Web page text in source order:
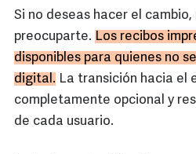
Si no deseas hacer el
preocuparte. Los recibos
disponibles para quienes no
digital. La transición hacia el
completamente opcional y
de cada usuario.